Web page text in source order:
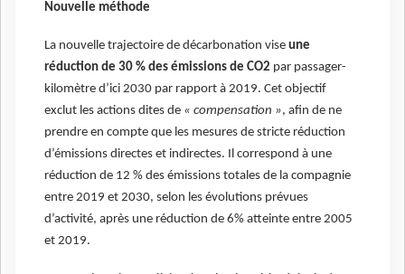
Nouvelle méthode
La nouvelle trajectoire de décarbonation vise une
réduction de 30 % des émissions de CO2 par passager-
kilomètre d’ici 2030 par rapport à 2019. Cet objectif
exclut les actions dites de « compensation », afin de ne
prendre en compte que les mesures de stricte réduction
d’émissions directes et indirectes. Il correspond à une
réduction de 12 % des émissions totales de la compagnie
entre 2019 et 2030, selon les évolutions prévues
d’activité, après une réduction de 6% atteinte entre 2005
et 2019.